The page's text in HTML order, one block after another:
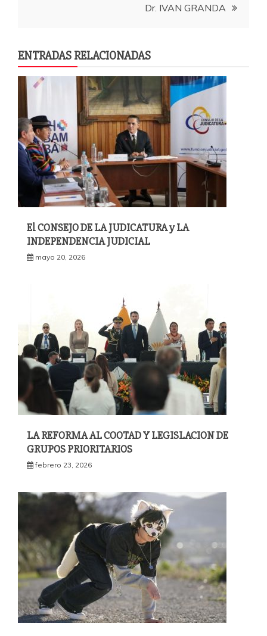
Dr. IVAN GRANDA
ENTRADAS RELACIONADAS
El CONSEJO DE LA JUDICATURA y LA
INDEPENDENCIA JUDICIAL
mayo 20, 2026
LA REFORMA AL COOTAD Y LEGISLACION DE
GRUPOS PRIORITARIOS
febrero 23, 2026